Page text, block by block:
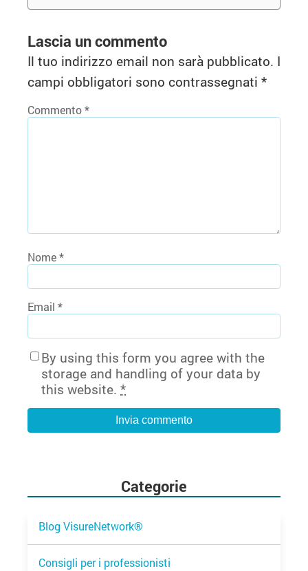
Lascia un commento
Il tuo indirizzo email non sarà pubblicato. I
campi obbligatori sono contrassegnati *
Commento*
Nome*
Email *
By using this form you agree with the
storage and handling of your data by
this website. *
Categorie
Blog VisureNetwork®
Consigli per i professionisti